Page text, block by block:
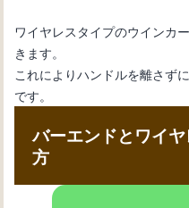
ワイヤレスタイプのウインカ
きます。
これによりハンドルを離さず
です。
バーエンドとワイ
方